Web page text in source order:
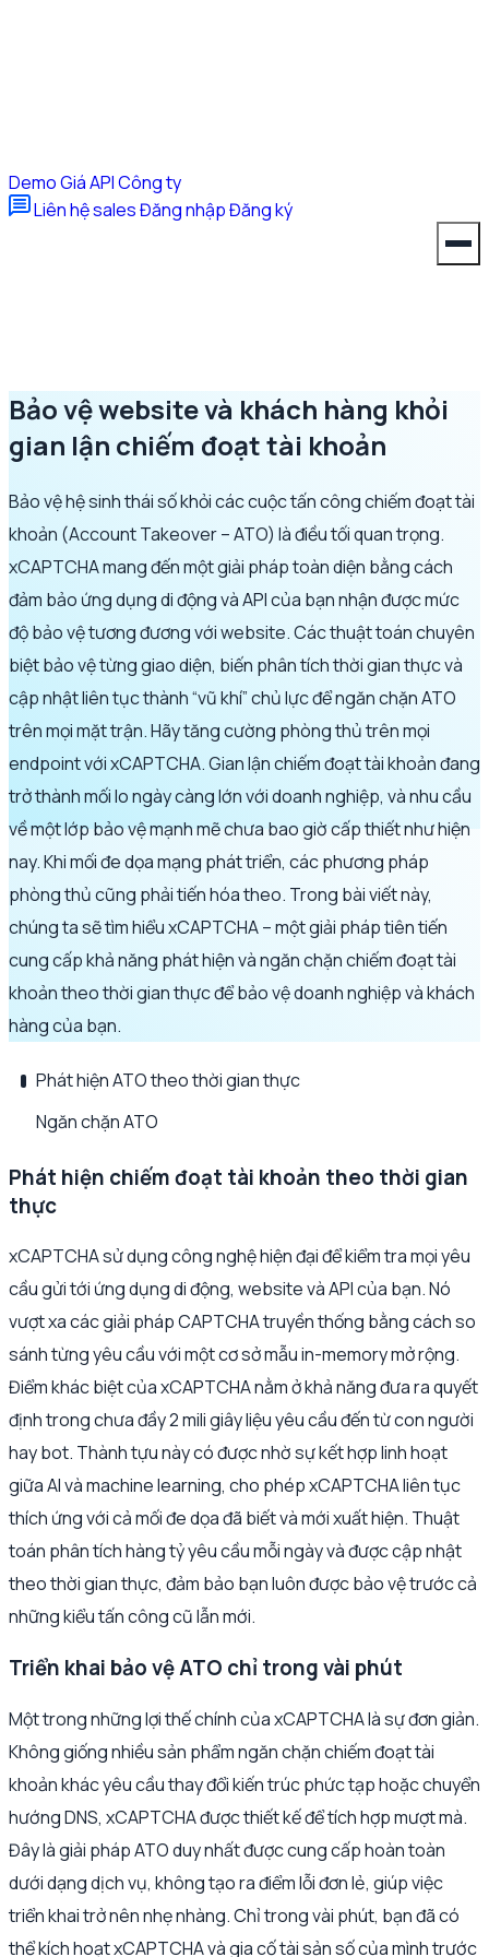
DemoGiáAPICông ty
Liên hệ salesĐăng nhậpĐăng ký
Bảo vệ website và khách hàng khỏi
gian lận chiếm đoạt tài khoản
Bảo vệ hệ sinh thái số khỏi các cuộc tấn công chiếm đoạt tài
khoản (Account Takeover – ATO) là điều tối quan trọng.
xCAPTCHA mang đến một giải pháp toàn diện bằng cách
đảm bảo ứng dụng di động và API của bạn nhận được mức
độ bảo vệ tương đương với website. Các thuật toán chuyên
biệt bảo vệ từng giao diện, biến phân tích thời gian thực và
cập nhật liên tục thành “vũ khí” chủ lực để ngăn chặn ATO
trên mọi mặt trận. Hãy tăng cường phòng thủ trên mọi
endpoint với xCAPTCHA. Gian lận chiếm đoạt tài khoản đang
trở thành mối lo ngày càng lớn với doanh nghiệp, và nhu cầu
về một lớp bảo vệ mạnh mẽ chưa bao giờ cấp thiết như hiện
nay. Khi mối đe dọa mạng phát triển, các phương pháp
phòng thủ cũng phải tiến hóa theo. Trong bài viết này,
chúng ta sẽ tìm hiểu xCAPTCHA – một giải pháp tiên tiến
cung cấp khả năng phát hiện và ngăn chặn chiếm đoạt tài
khoản theo thời gian thực để bảo vệ doanh nghiệp và khách
hàng của bạn.
Phát hiện ATO theo thời gian thực
Ngăn chặn ATO
Phát hiện chiếm đoạt tài khoản theo thời gian
thực
xCAPTCHA sử dụng công nghệ hiện đại để kiểm tra mọi yêu
cầu gửi tới ứng dụng di động, website và API của bạn. Nó
vượt xa các giải pháp CAPTCHA truyền thống bằng cách so
sánh từng yêu cầu với một cơ sở mẫu in-memory mở rộng.
Điểm khác biệt của xCAPTCHA nằm ở khả năng đưa ra quyết
định trong chưa đầy 2 mili giây liệu yêu cầu đến từ con người
hay bot. Thành tựu này có được nhờ sự kết hợp linh hoạt
giữa AI và machine learning, cho phép xCAPTCHA liên tục
thích ứng với cả mối đe dọa đã biết và mới xuất hiện. Thuật
toán phân tích hàng tỷ yêu cầu mỗi ngày và được cập nhật
theo thời gian thực, đảm bảo bạn luôn được bảo vệ trước cả
những kiểu tấn công cũ lẫn mới.
Triển khai bảo vệ ATO chỉ trong vài phút
Một trong những lợi thế chính của xCAPTCHA là sự đơn giản.
Không giống nhiều sản phẩm ngăn chặn chiếm đoạt tài
khoản khác yêu cầu thay đổi kiến trúc phức tạp hoặc chuyển
hướng DNS, xCAPTCHA được thiết kế để tích hợp mượt mà.
Đây là giải pháp ATO duy nhất được cung cấp hoàn toàn
dưới dạng dịch vụ, không tạo ra điểm lỗi đơn lẻ, giúp việc
triển khai trở nên nhẹ nhàng. Chỉ trong vài phút, bạn đã có
thể kích hoạt xCAPTCHA và gia cố tài sản số của mình trước